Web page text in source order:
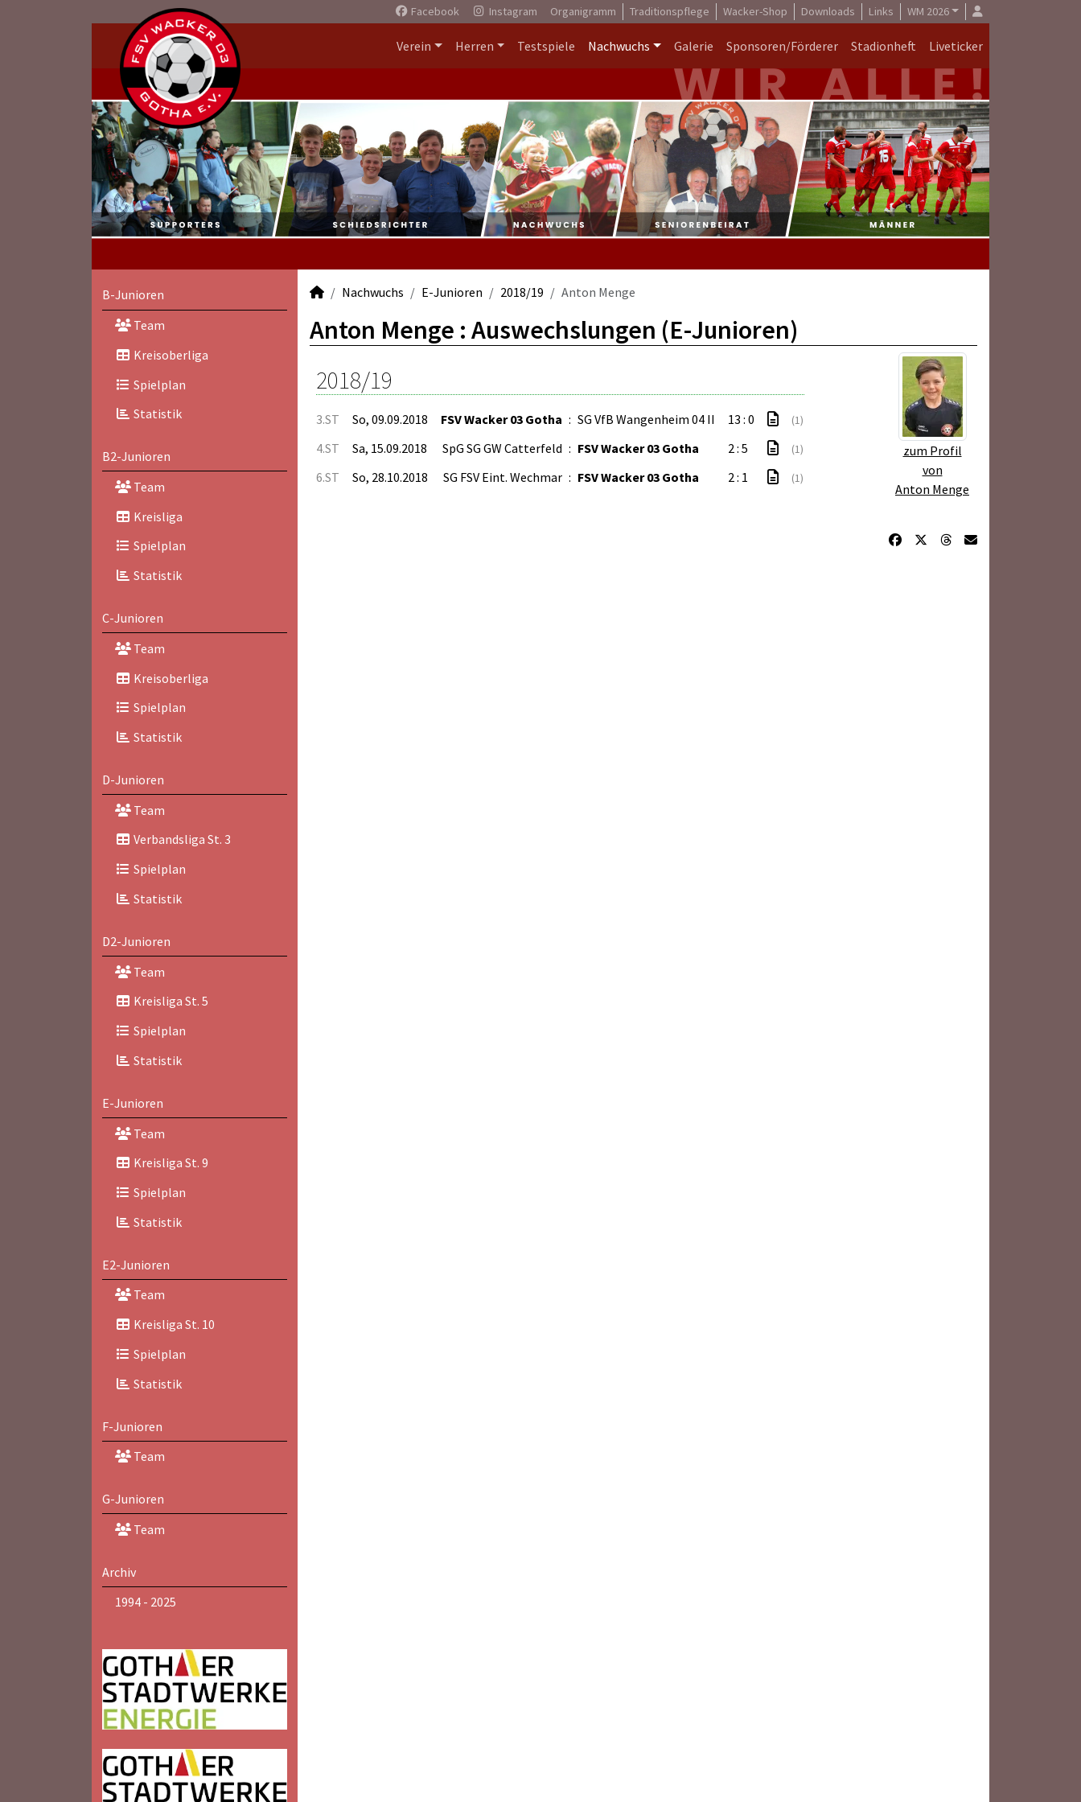
Facebook Instagram Organigramm Traditionspflege Wacker-Shop Downloads Links WM 2026
Verein Herren Testspiele Nachwuchs Galerie Sponsoren/Förderer Stadionheft Liveticker
B-Junioren
Team
Kreisoberliga
Spielplan
Statistik
B2-Junioren
Team
Kreisliga
Spielplan
Statistik
C-Junioren
Team
Kreisoberliga
Spielplan
Statistik
D-Junioren
Team
Verbandsliga St. 3
Spielplan
Statistik
D2-Junioren
Team
Kreisliga St. 5
Spielplan
Statistik
E-Junioren
Team
Kreisliga St. 9
Spielplan
Statistik
E2-Junioren
Team
Kreisliga St. 10
Spielplan
Statistik
F-Junioren
Team
G-Junioren
Team
Archiv
1994 - 2025
Nachwuchs E-Junioren 2018/19 Anton Menge
Anton Menge : Auswechslungen (E-Junioren)
zum Profil
von
Anton Menge
2018/19
3.ST So, 09.09.2018 FSV Wacker 03 Gotha : SG VfB Wangenheim 04 II 13 : 0 (1)
4.ST Sa, 15.09.2018 SpG SG GW Catterfeld : FSV Wacker 03 Gotha 2 : 5 (1)
6.ST So, 28.10.2018 SG FSV Eint. Wechmar : FSV Wacker 03 Gotha 2 : 1 (1)